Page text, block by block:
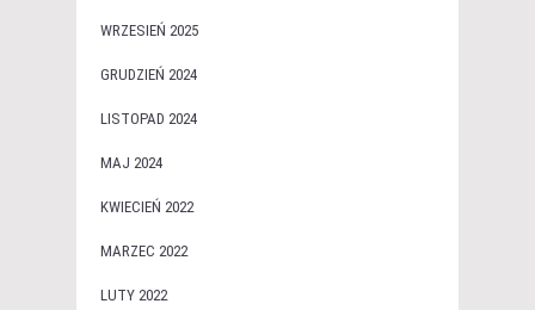
WRZESIEŃ 2025
GRUDZIEŃ 2024
LISTOPAD 2024
MAJ 2024
KWIECIEŃ 2022
MARZEC 2022
LUTY 2022